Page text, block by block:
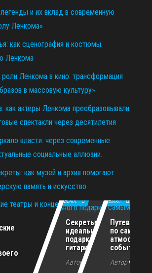
и их вклад в современную
Ленкома»
как сценография и костюмы
Ленкома
Ленкома в кино: трансформация
в массовую культуру»
как актеры Ленкома преобразовывали
спектакли через десятилетия
власти: через современные
социальные аллюзии.
как музей и архив помогают
память и искусство11.12.2025
Выкл.
Секреты
идеального
подарка для
гитариста
Автор VIP-
Выкл.
по самым
событиям
АвторVIP-